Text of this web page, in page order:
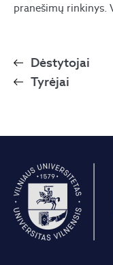
pranešimų rinkinys.
Dėstytojai
Tyrėjai